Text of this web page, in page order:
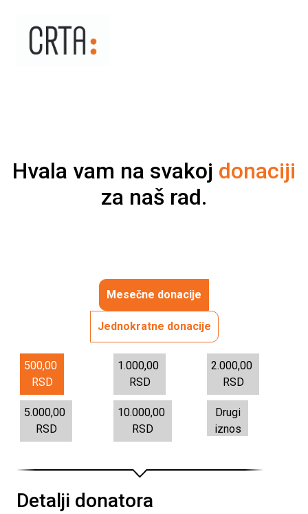
Hvala vam na svakoj donaciji
za naš rad.
Mesečne donacije
Jednokratne donacije
500,00
RSD
1.000,00
RSD
2.000,00
RSD
5.000,00
RSD
10.000,00
RSD
Drugi
iznos
Detalji donatora